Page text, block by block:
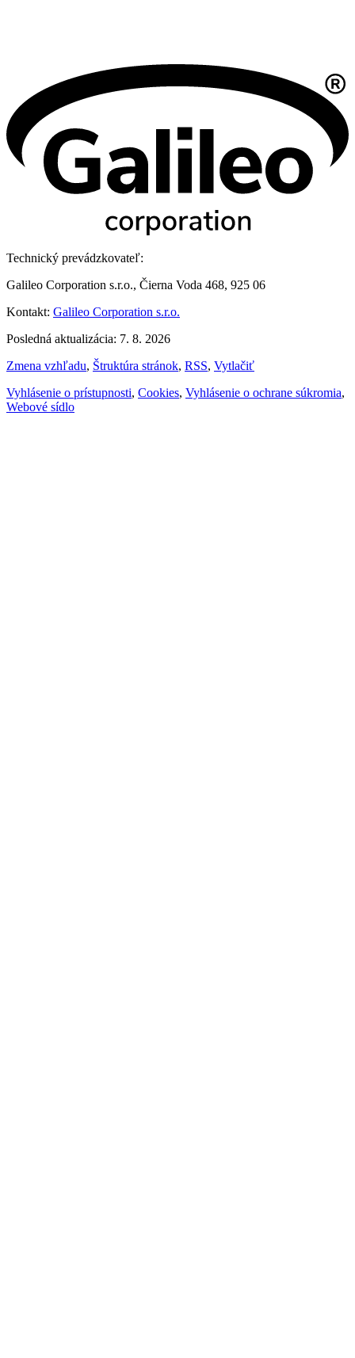
Technický prevádzkovateľ:
Galileo Corporation s.r.o., Čierna Voda 468, 925 06
Kontakt: Galileo Corporation s.r.o.
Posledná aktualizácia: 7. 8. 2026
Zmena vzhľadu, Štruktúra stránok, RSS, Vytlačiť
Vyhlásenie o prístupnosti, Cookies, Vyhlásenie o ochrane súkromia,
Webové sídlo